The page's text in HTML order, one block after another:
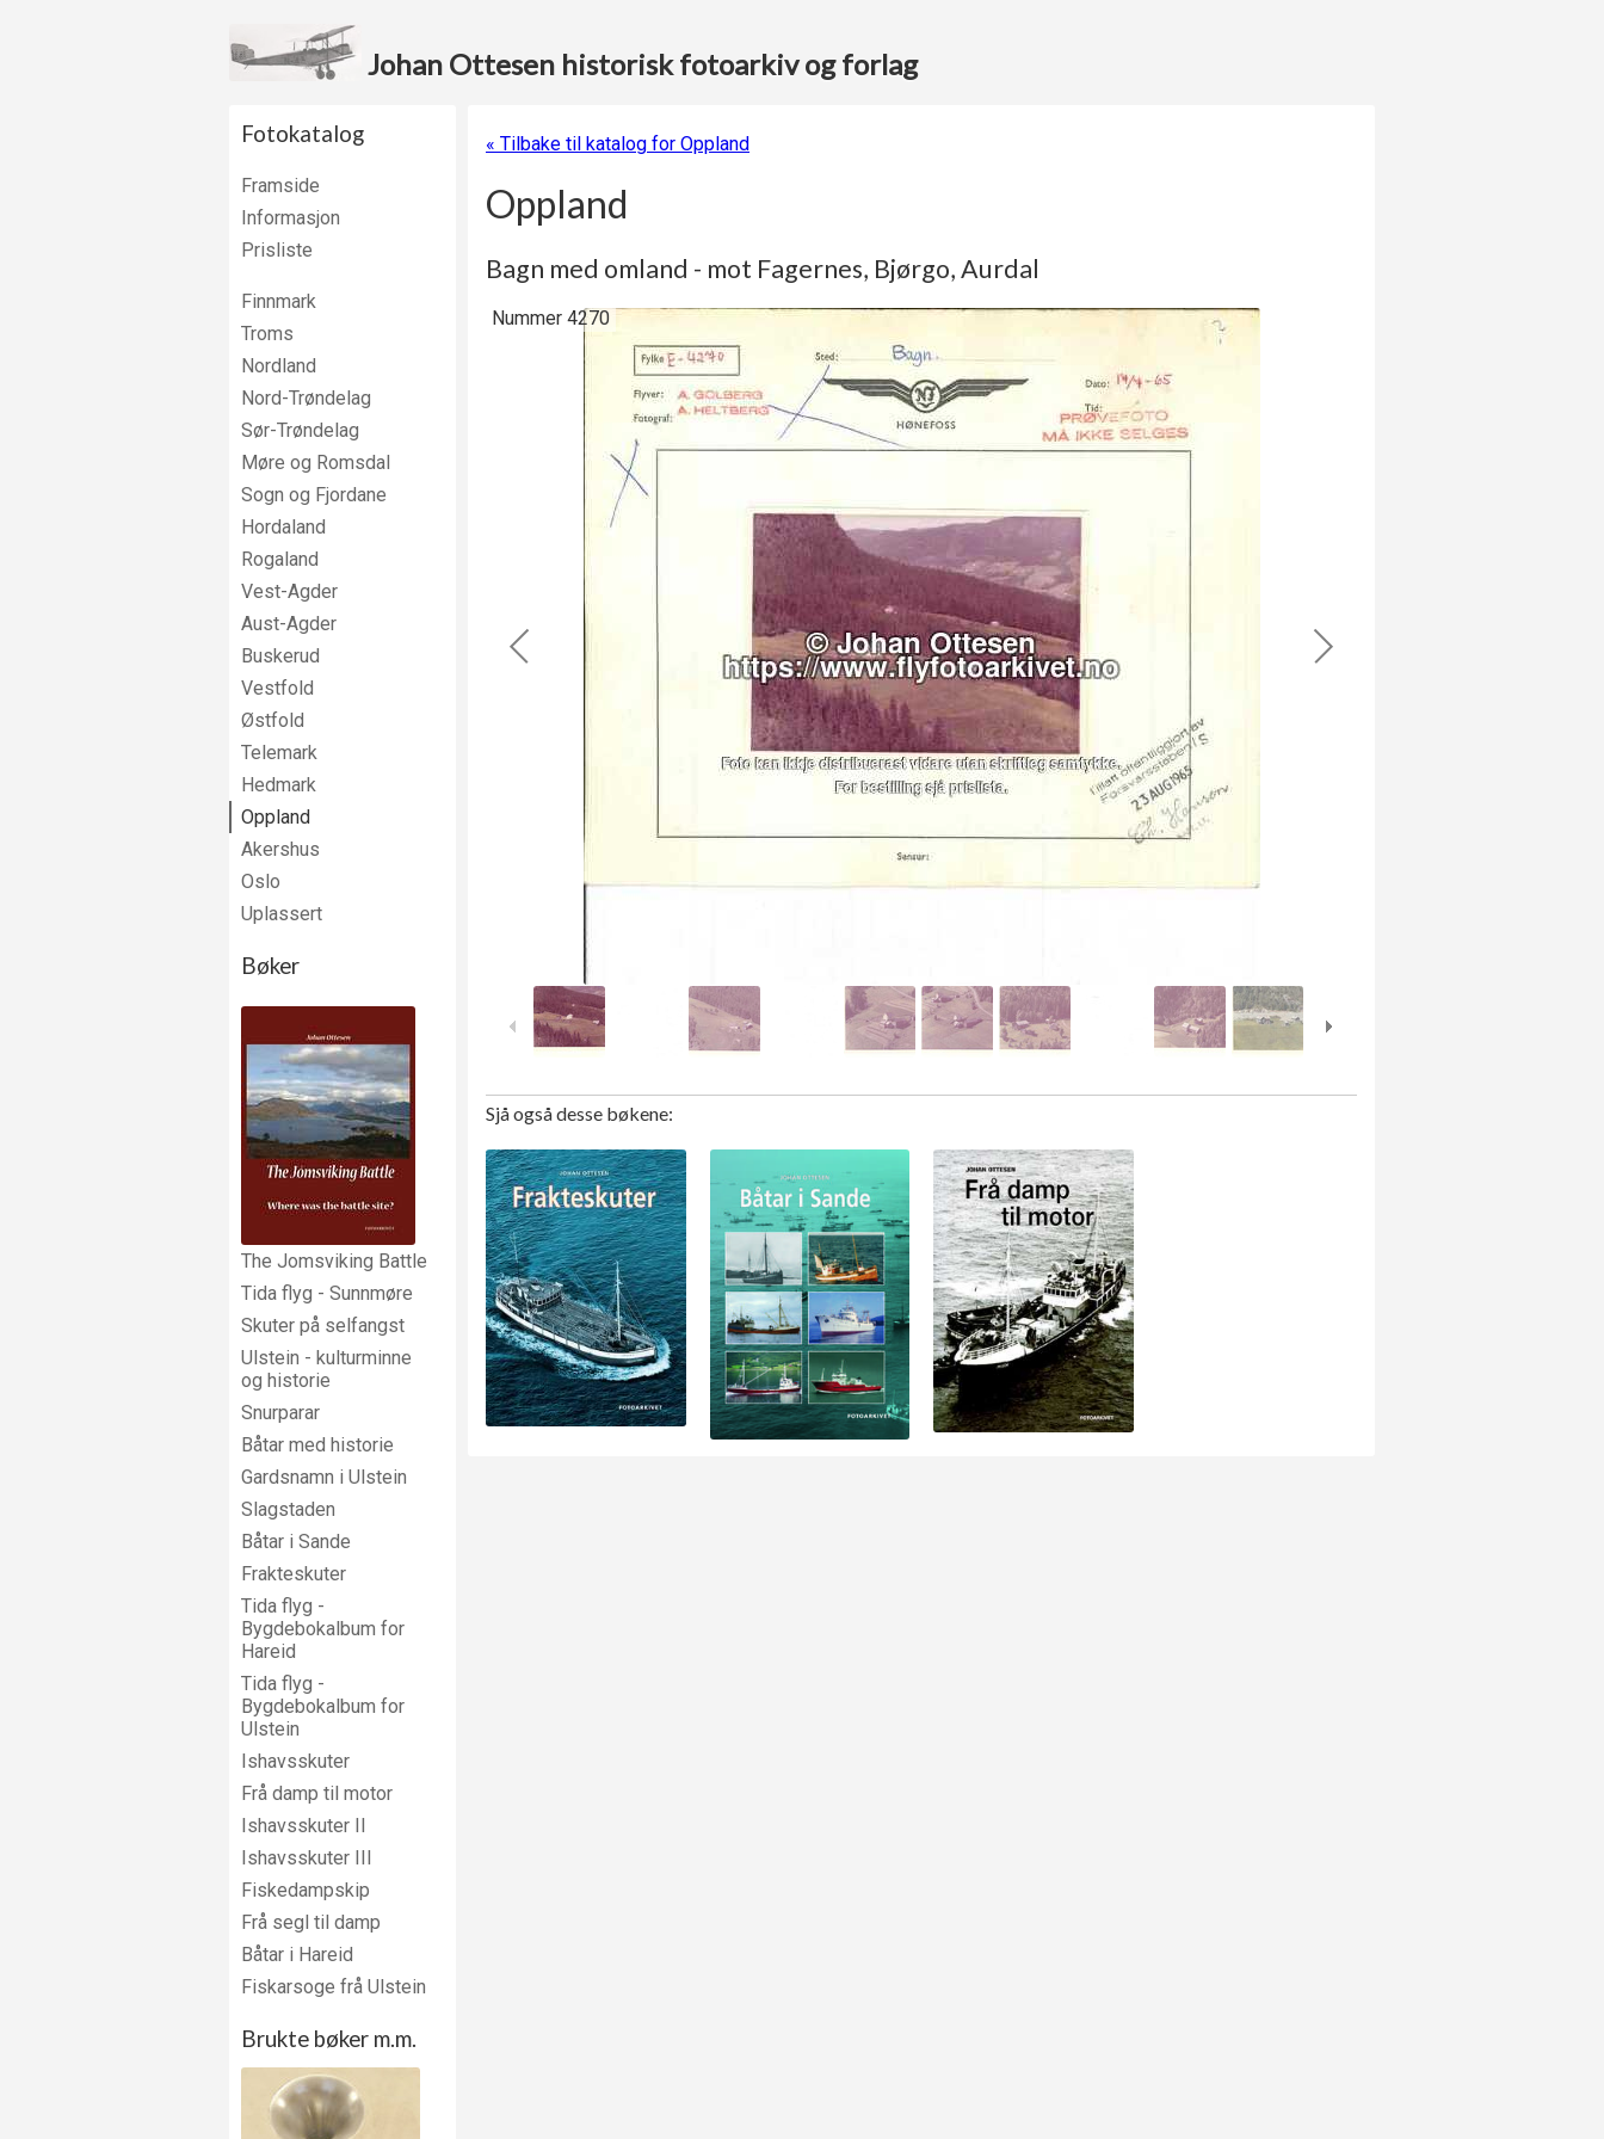
Johan Ottesen historisk fotoarkiv og forlag
Fotokatalog
Framside
Informasjon
Prisliste
Finnmark
Troms
Nordland
Nord-Trøndelag
Sør-Trøndelag
Møre og Romsdal
Sogn og Fjordane
Hordaland
Rogaland
Vest-Agder
Aust-Agder
Buskerud
Vestfold
Østfold
Telemark
Hedmark
Oppland
Akershus
Oslo
Uplassert
Bøker
The Jomsviking Battle
Tida flyg - Sunnmøre
Skuter på selfangst
Ulstein - kulturminne
og historie
Snurparar
Båtar med historie
Gardsnamn i Ulstein
Slagstaden
Båtar i Sande
Frakteskuter
Tida flyg -
Bygdebokalbum for
Hareid
Tida flyg -
Bygdebokalbum for
Ulstein
Ishavsskuter
Frå damp til motor
Ishavsskuter II
Ishavsskuter III
Fiskedampskip
Frå segl til damp
Båtar i Hareid
Fiskarsoge frå Ulstein
Brukte bøker m.m.
« Tilbake til katalog for Oppland
Oppland
Bagn med omland - mot Fagernes, Bjørgo, Aurdal
Nummer 4270
Sjå også desse bøkene: